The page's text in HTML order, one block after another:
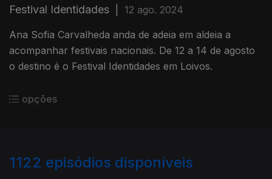
Festival Identidades 12 ago. 2024
Ana Sofia Carvalheda anda de adeia em aldeia a
acompanhar festivais nacionais. De 12 a 14 de agosto
o destino é o Festival Identidades em Loivos.
opções
1122 episódios disponíveis